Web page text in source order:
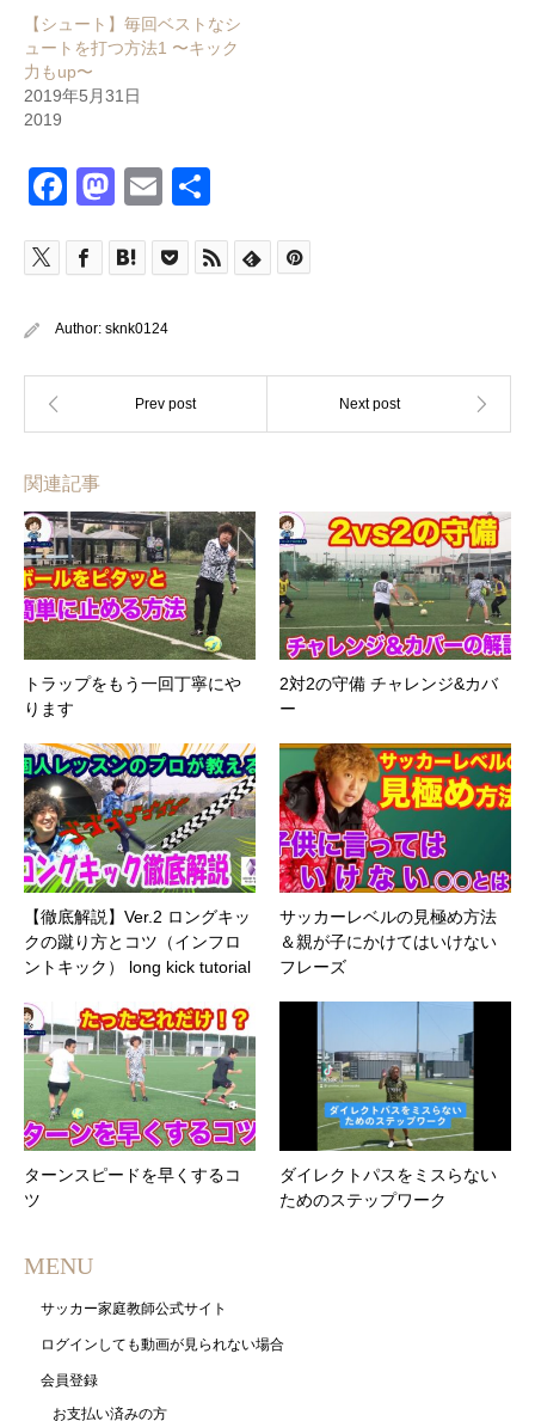
【シュート】毎回ベストなシ
ュートを打つ方法1 〜キック
力もup〜
2019年5月31日
2019
Facebook
Mastodon
Email
Author: sknk0124
関連記事
トラップをもう一回丁寧にや
ります
2対2の守備 チャレンジ&カバ
ー
【徹底解説】Ver.2 ロングキッ
クの蹴り方とコツ（インフロ
ントキック） long kick tutorial
サッカーレベルの見極め方法
＆親が子にかけてはいけない
フレーズ
ターンスピードを早くするコ
ツ
ダイレクトパスをミスらない
ためのステップワーク
MENU
サッカー家庭教師公式サイト
ログインしても動画が見られない場合
会員登録
お支払い済みの方